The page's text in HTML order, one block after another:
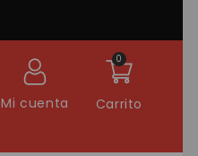
Carrito
0
Mi cuenta